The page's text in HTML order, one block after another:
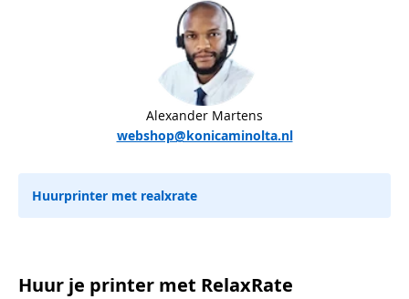
Alexander Martens
webshop@konicaminolta.nl
Huurprinter met realxrate
Huur je printer met RelaxRate